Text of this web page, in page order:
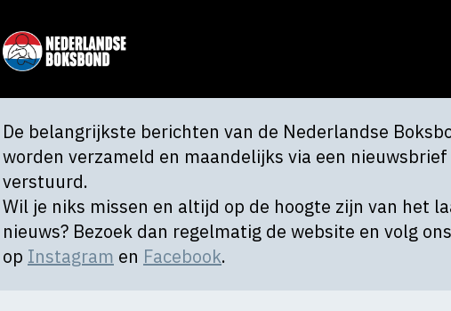
De belangrijkste berichten van de Nederlandse
worden verzameld en maandelijks via een nieuwsbrief
verstuurd.
Wil je niks missen en altijd op de hoogte zijn van het
nieuws? Bezoek dan regelmatig de website en volg ons
op Instagram en Facebook.